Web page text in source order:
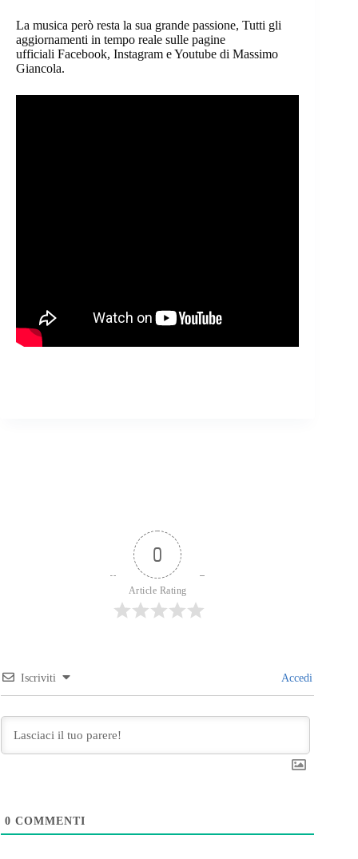
La musica però resta la sua grande passione, Tutti gli
aggiornamenti in tempo reale sulle pagine
ufficiali Facebook, Instagram e Youtube di Massimo
Giancola.
0
Article Rating
Iscriviti Accedi
0 COMMENTI